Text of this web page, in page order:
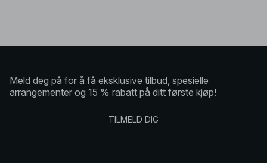
Meld deg på for å få eksklusive tilbud, spesielle
arrangementer og 15 % rabatt på ditt første kjøp!
TILMELD DIG